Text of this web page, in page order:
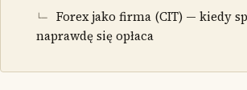
Forex jako firma (CIT) — kiedy
naprawdę się opłaca